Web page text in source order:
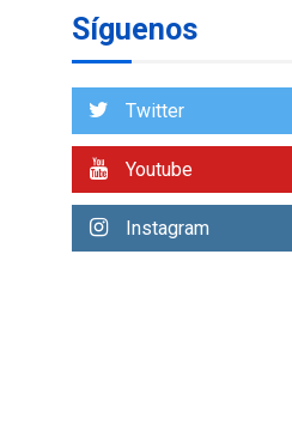
1
Síguenos
Twitter
Youtube
Instagram